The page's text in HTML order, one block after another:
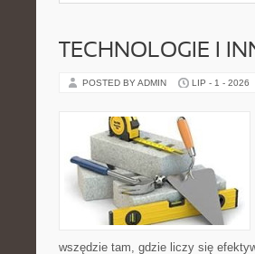
TECHNOLOGIE I
POSTED BY ADMIN LIP - 1 - 2026
wszędzie tam, gdzie liczy się